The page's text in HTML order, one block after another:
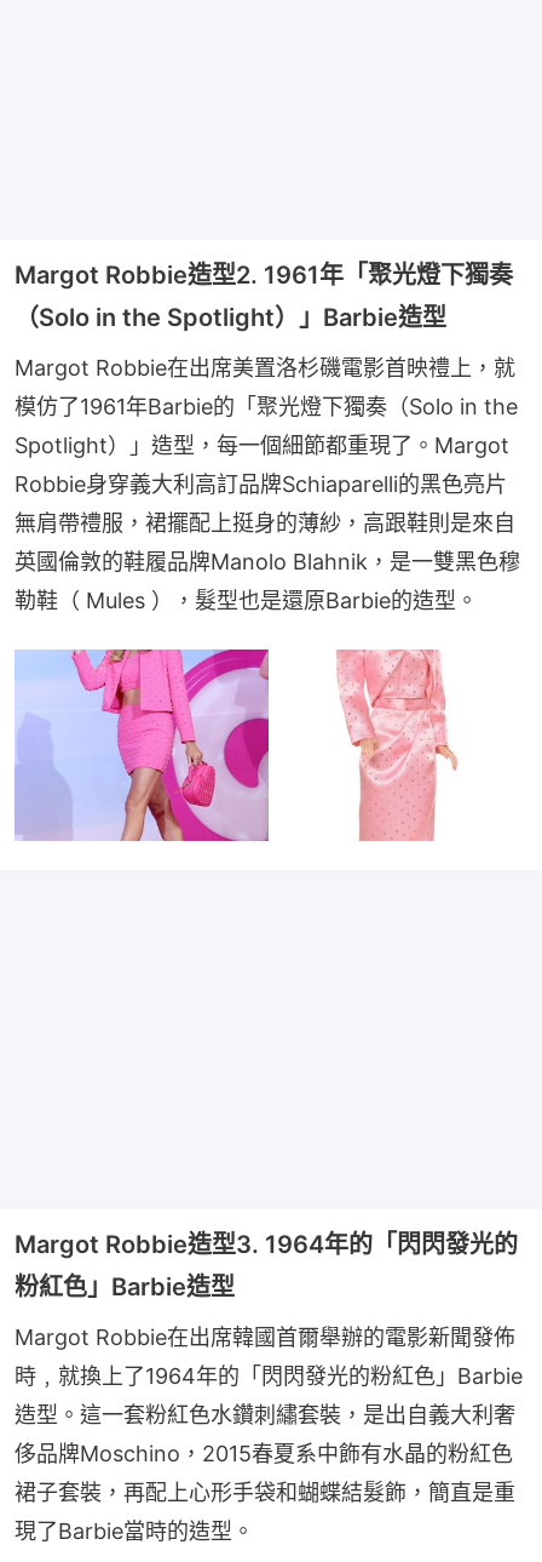
Margot Robbie造型2. 1961年「聚光燈下獨奏
（Solo in the Spotlight）」Barbie造型
Margot Robbie在出席美置洛杉磯電影首映禮上，就
模仿了1961年Barbie的「聚光燈下獨奏（Solo in the
Spotlight）」造型，每一個細節都重現了。Margot
Robbie身穿義大利高訂品牌Schiaparelli的黑色亮片
無肩帶禮服，裙擺配上挺身的薄紗，高跟鞋則是來自
英國倫敦的鞋履品牌Manolo Blahnik，是一雙黑色穆
勒鞋（ Mules ），髮型也是還原Barbie的造型。
Margot Robbie造型3. 1964年的「閃閃發光的
粉紅色」Barbie造型
Margot Robbie在出席韓國首爾舉辦的電影新聞發佈
時﹐就換上了1964年的「閃閃發光的粉紅色」Barbie
造型。這一套粉紅色水鑽刺繡套裝，是出自義大利奢
侈品牌Moschino，2015春夏系中飾有水晶的粉紅色
裙子套裝，再配上心形手袋和蝴蝶結髮飾，簡直是重
現了Barbie當時的造型。